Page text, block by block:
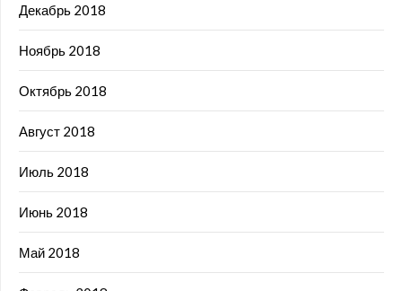
Декабрь 2018
Ноябрь 2018
Октябрь 2018
Август 2018
Июль 2018
Июнь 2018
Май 2018